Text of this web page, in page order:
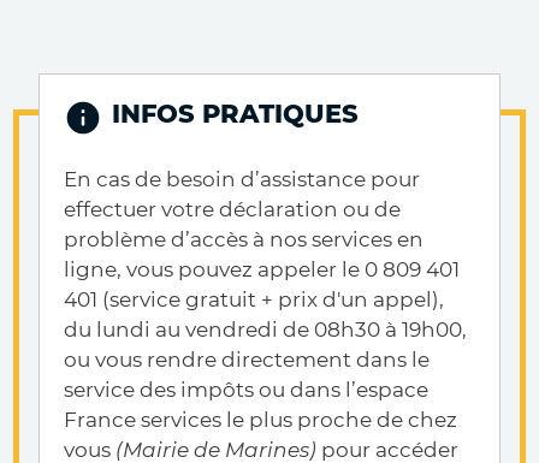
INFOS PRATIQUES
En cas de besoin d’assistance pour
effectuer votre déclaration ou de
problème d’accès à nos services en
ligne, vous pouvez appeler le 0 809 401
401 (service gratuit + prix d'un appel),
du lundi au vendredi de 08h30 à 19h00,
ou vous rendre directement dans le
service des impôts ou dans l’espace
France services le plus proche de chez
vous (Mairie de Marines) pour accéder